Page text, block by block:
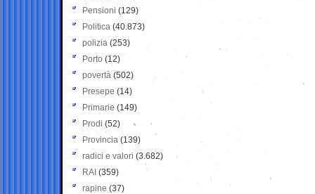
Pensioni (129)
Politica (40.873)
polizia (253)
Porto (12)
povertà (502)
Presepe (14)
Primarie (149)
Prodi (52)
Provincia (139)
radici e valori (3.682)
RAI (359)
rapine (37)